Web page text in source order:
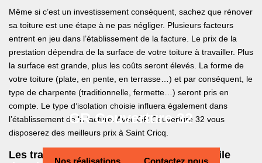
GR Couverture 32
Nos réalisations Contactez nous
Même si c’est un investissement conséquent, sachez que rénover
sa toiture est une étape à ne pas négliger. Plusieurs facteurs
entrent en jeu dans l’établissement de la facture. Le prix de la
prestation dépendra de la surface de votre toiture à travailler. Plus
la surface est grande, plus les coûts seront élevés. La forme de
votre toiture (plate, en pente, en terrasse…) et par conséquent, le
type de charpente (traditionnelle, fermette…) seront pris en
compte. Le type d‘isolation choisie influera également dans
l’établissement de la facture. Avec GR Couverture 32 vous
disposerez des meilleurs prix à Saint Cricq.
Les travaux possibles en rénovation de tuile